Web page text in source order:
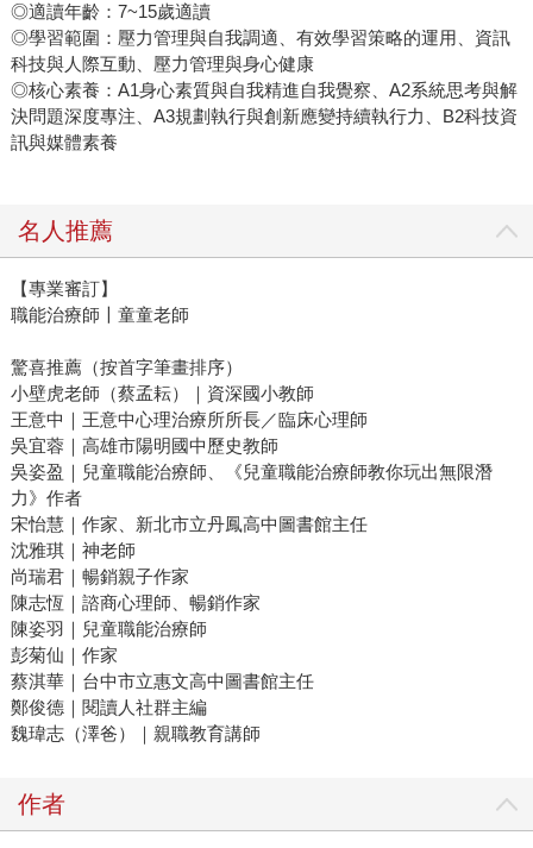
◎適讀年齡：7~15歲適讀
◎學習範圍：壓力管理與自我調適、有效學習策略的運用、資訊
科技與人際互動、壓力管理與身心健康
◎核心素養：A1身心素質與自我精進自我覺察、A2系統思考與解
決問題深度專注、A3規劃執行與創新應變持續執行力、B2科技資
訊與媒體素養
名人推薦
【專業審訂】
職能治療師〡童童老師
驚喜推薦（按首字筆畫排序）
小壁虎老師（蔡孟耘）｜資深國小教師
王意中｜王意中心理治療所所長／臨床心理師
吳宜蓉｜高雄市陽明國中歷史教師
吳姿盈｜兒童職能治療師、《兒童職能治療師教你玩出無限潛
力》作者
宋怡慧｜作家、新北市立丹鳳高中圖書館主任
沈雅琪｜神老師
尚瑞君｜暢銷親子作家
陳志恆｜諮商心理師、暢銷作家
陳姿羽｜兒童職能治療師
彭菊仙｜作家
蔡淇華｜台中市立惠文高中圖書館主任
鄭俊德｜閱讀人社群主編
魏瑋志（澤爸）｜親職教育講師
作者